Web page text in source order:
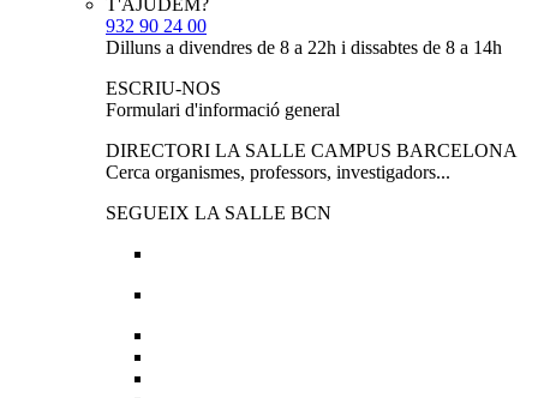
T'AJUDEM?
932 90 24 00
Dilluns a divendres de 8 a 22h i dissabtes de 8 a 14h
ESCRIU-NOS
Formulari d'informació general
DIRECTORI LA SALLE CAMPUS BARCELONA
Cerca organismes, professors, investigadors...
SEGUEIX LA SALLE BCN